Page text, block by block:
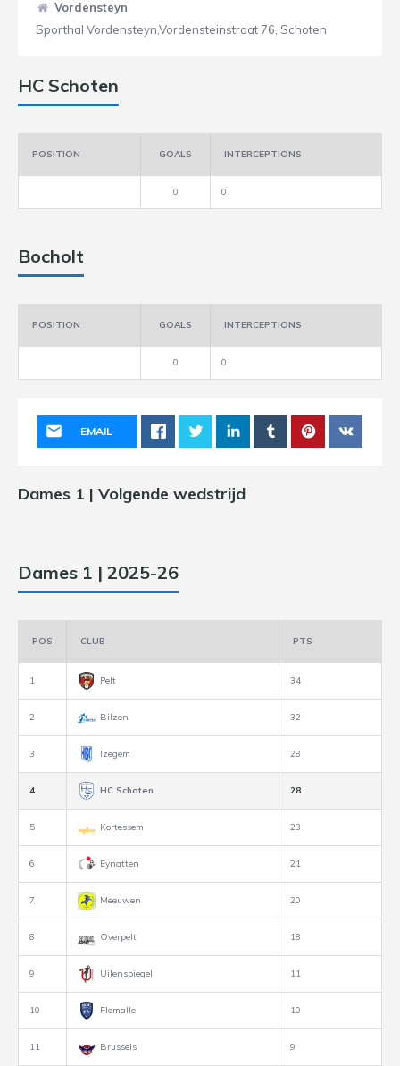
Vordensteyn
Sporthal Vordensteyn,Vordensteinstraat 76, Schoten
HC Schoten
POSITION GOALS INTERCEPTIONS
0 0
Bocholt
POSITION GOALS INTERCEPTIONS
0 0
EMAIL
Dames 1 | Volgende wedstrijd
Dames 1 | 2025-26
POS CLUB PTS
1 Pelt 34
2 Bilzen 32
3 Izegem 28
4 HC Schoten 28
5 Kortessem 23
6 Eynatten 21
7 Meeuwen 20
8 Overpelt 18
9 Uilenspiegel 11
10 Flemalle 10
11 Brussels 9